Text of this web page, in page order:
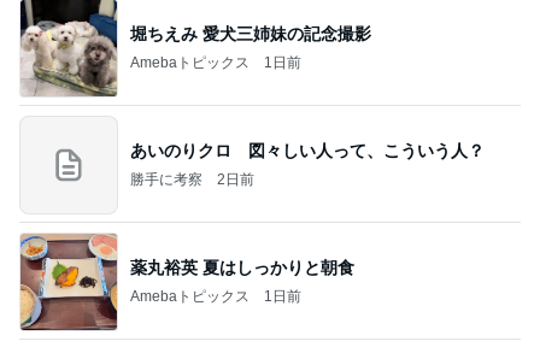
堀ちえみ 愛犬三姉妹の記念撮影
Amebaトピックス 1日前
あいのりクロ 図々しい人って、こういう人？
勝手に考察 2日前
薬丸裕英 夏はしっかりと朝食
Amebaトピックス 1日前